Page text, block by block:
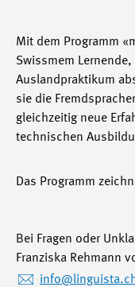
Mit dem Programm
Swissmem
Auslandpraktikum
sie die
gleichzeitig neue
technischen
Das Programm
Bei Fragen oder
Franziska Rehmann
info